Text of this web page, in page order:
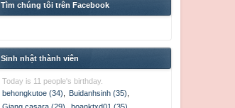
Tìm chúng tôi trên Facebook
Sinh nhật thành viên
Today is 11 people's birthday.
behongkutoe (34)
Buidanhsinh (35)